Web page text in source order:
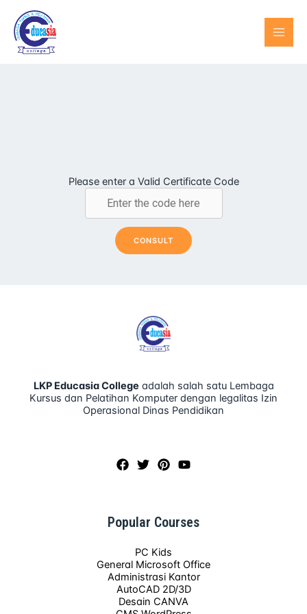
konten
Please enter a Valid Certificate Code
LKP Educasia College adalah salah satu Lembaga
Kursus dan Pelatihan Komputer dengan legalitas Izin
Operasional Dinas Pendidikan
Popular Courses
PC Kids
General Microsoft Office
Administrasi Kantor
AutoCAD 2D/3D
Desain CANVA